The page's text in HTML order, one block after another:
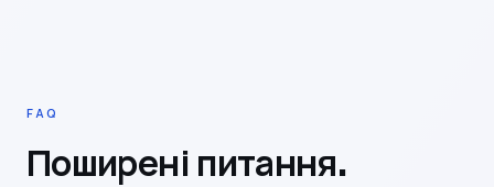
FAQ
Поширені питання.